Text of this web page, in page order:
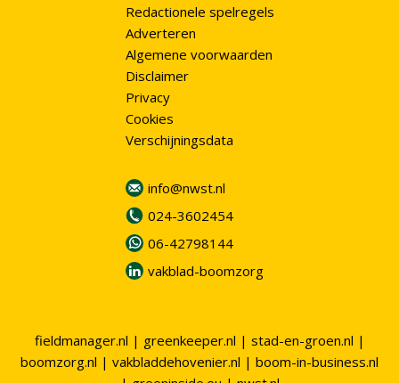
Redactionele spelregels
Adverteren
Algemene voorwaarden
Disclaimer
Privacy
Cookies
Verschijningsdata
info@nwst.nl
024-3602454
06-42798144
vakblad-boomzorg
fieldmanager.nl | greenkeeper.nl | stad-en-groen.nl |
boomzorg.nl | vakbladdehovenier.nl | boom-in-business.nl